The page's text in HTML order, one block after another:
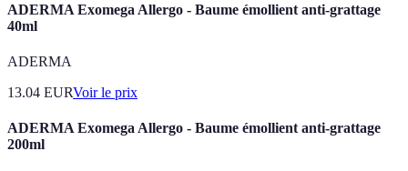
ADERMA Exomega Allergo - Baume émollient anti-grattage
40ml
ADERMA
13.04 EURVoir le prix
ADERMA Exomega Allergo - Baume émollient anti-grattage
200ml